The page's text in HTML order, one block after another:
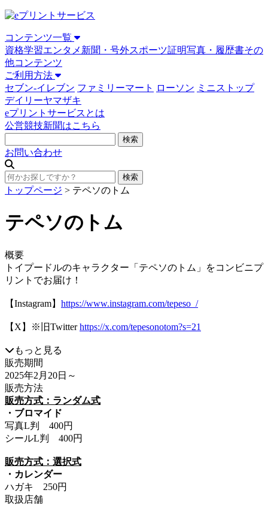
コンテンツ一覧
資格学習エンタメ 新聞・号外スポーツ証明写真・履歴書その
他コンテンツ
ご利用方法
セブン-イレブン ファミリーマート ローソン ミニストップ
デイリーヤマザキ
eプリントサービスとは
公営競技新聞はこちら
お問い合わせ
トップページ > テペソのトム
テペソのトム
概要
トイプードルのキャラクター「テペソのトム」をコンビニプ
リントでお届け！
【Instagram】 https://www.instagram.com/tepeso_/
【X】※旧Twitterhttps://x.com/tepesonotom?s=21
もっと見る
販売期間
2025年2月20日 ～
販売方法
販売方式：ランダム式
・ブロマイド
写真L判 400円
シールL判 400円
販売方式：選択式
・カレンダー
ハガキ 250円
取扱店舗